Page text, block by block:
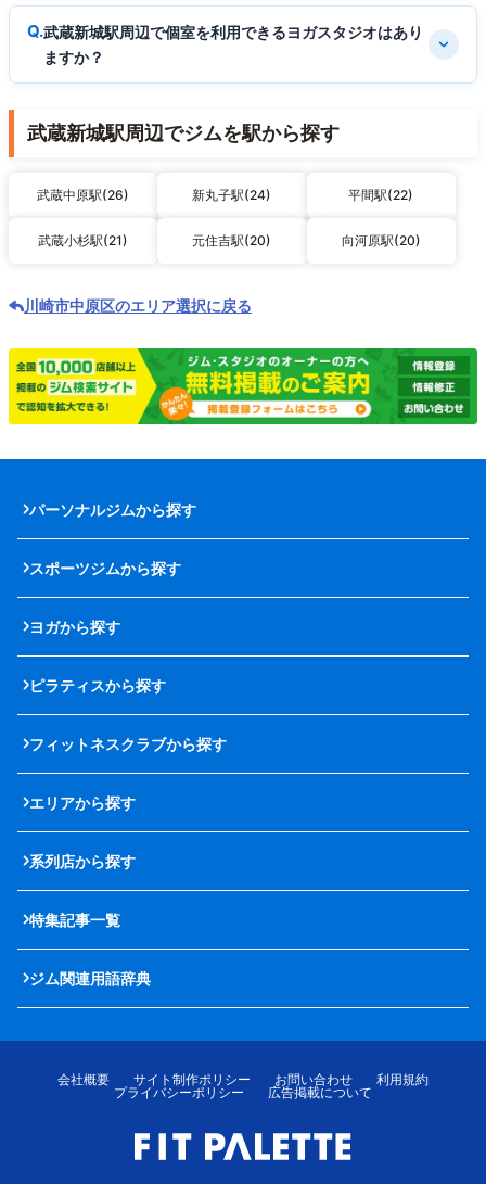
武蔵新城駅周辺で個室を利用できるヨガスタジオはあり
ますか？
武蔵新城駅周辺でジムを駅から探す
武蔵中原駅(26) 新丸子駅(24) 平間駅(22)
武蔵小杉駅(21) 元住吉駅(20) 向河原駅(20)
川崎市中原区のエリア選択に戻る
パーソナルジムから探す
スポーツジムから探す
ヨガから探す
ピラティスから探す
フィットネスクラブから探す
エリアから探す
系列店から探す
特集記事一覧
ジム関連用語辞典
会社概要 サイト制作ポリシー お問い合わせ
利用規約
プライバシーポリシー
広告掲載について